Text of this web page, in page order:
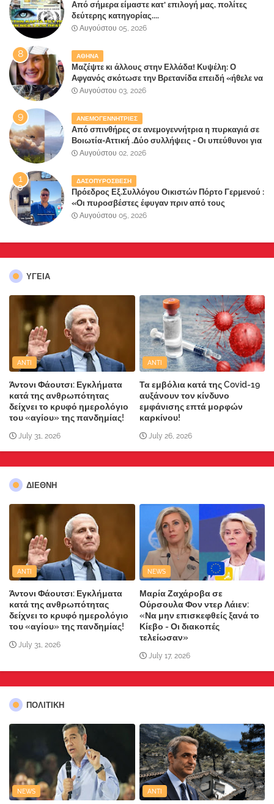
Από σήμερα είμαστε κατ' επιλογή μας, πολίτες
δεύτερης κατηγορίας....
Αυγούστου 05, 2026
ΑΘΗΝΑ
Μαζέψτε κι άλλους στην Ελλάδα! Κυψέλη: Ο
Αφγανός σκότωσε την Βρετανίδα επειδή «ήθελε να
κάνει τη σύντροφό του χριστιανή»
Αυγούστου 03, 2026
ΑΝΕΜΟΓΕΝΝΗΤΡΙΕΣ
Από σπινθήρες σε ανεμογεννήτρια η πυρκαγιά σε
Βοιωτία-Αττική .Δύο συλλήψεις - Οι υπεύθυνοι για
την λάθος διαχείριση της κατάσβεσης θα
Αυγούστου 02, 2026
ΔΑΣΟΠΥΡΟΣΒΕΣΗ
Πρόεδρος Εξ.Συλλόγου Οικιστών Πόρτο Γερμενού :
«Οι πυροσβέστες έφυγαν πριν από τους
κατοίκους»
Αυγούστου 05, 2026
ΥΓΕΙΑ
ANTI
Άντονι Φάουτσι: Εγκλήματα
κατά της ανθρωπότητας
δείχνει το κρυφό ημερολόγιο
του «αγίου» της πανδημίας!
July 31, 2026
ANTI
Τα εμβόλια κατά της Covid-19
αυξάνουν τον κίνδυνο
εμφάνισης επτά μορφών
καρκίνου!
July 26, 2026
ΔΙΕΘΝΗ
ANTI
Άντονι Φάουτσι: Εγκλήματα
κατά της ανθρωπότητας
δείχνει το κρυφό ημερολόγιο
του «αγίου» της πανδημίας!
July 31, 2026
NEWS
Μαρία Ζαχάροβα σε
Ούρσουλα Φον ντερ Λάιεν:
«Να μην επισκεφθείς ξανά το
Κίεβο - Οι διακοπές
τελείωσαν»
July 17, 2026
ΠΟΛΙΤΙΚΗ
NEWS ANTI